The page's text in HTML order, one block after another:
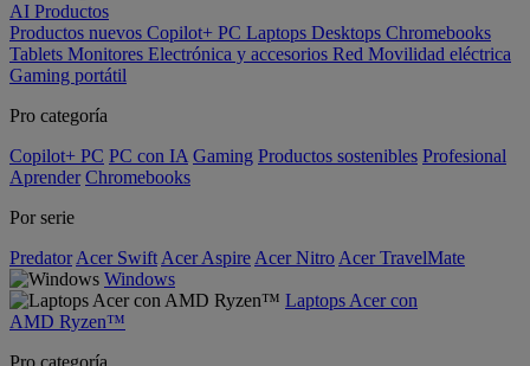
AI Productos
Productos nuevos Copilot+ PC Laptops Desktops Chromebooks
Tablets Monitores Electrónica y accesorios Red Movilidad eléctrica
Gaming portátil
Pro categoría
Copilot+ PC PC con IA Gaming Productos sostenibles Profesional
Aprender Chromebooks
Por serie
Predator Acer Swift Acer Aspire Acer Nitro Acer TravelMate
Windows
Laptops Acer con
AMD Ryzen™
Pro categoría